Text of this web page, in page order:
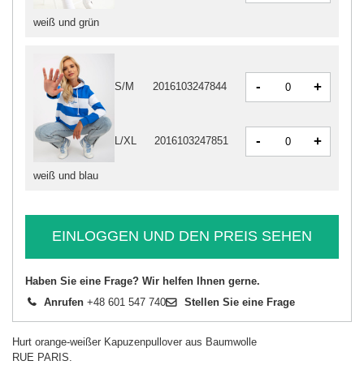
weiß und grün
weiß und blau
S/M 2016103247844 - +
L/XL 2016103247851 - +
EINLOGGEN UND DEN PREIS SEHEN
Haben Sie eine Frage? Wir helfen Ihnen gerne.
Anrufen +48 601 547 740 Stellen Sie eine Frage
Hurt orange-weißer Kapuzenpullover aus Baumwolle
RUE PARIS.